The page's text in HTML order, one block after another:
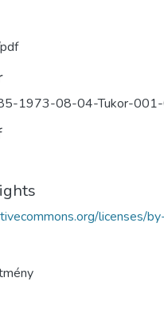
1973-08-04-Tukor-
licenses/